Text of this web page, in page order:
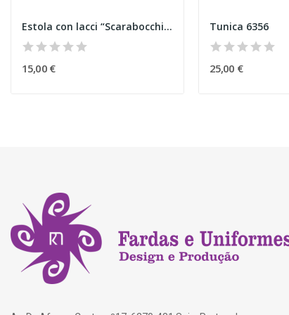
Estola con lacci “Scarabocchi” viola
15,00 €
Tunica 6356
25,00 €